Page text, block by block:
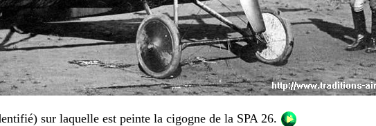
sur laquelle est peinte la cigogne de la SPA 26.